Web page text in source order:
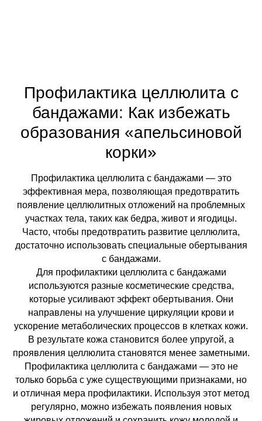
Профилактика целлюлита с
бандажами: Как избежать
образования «апельсиновой
корки»
Профилактика целлюлита с бандажами — это
эффективная мера, позволяющая предотвратить
появление целлюлитных отложений на проблемных
участках тела, таких как бедра, живот и ягодицы.
Часто, чтобы предотвратить развитие целлюлита,
достаточно использовать специальные обертывания
с бандажами.
Для профилактики целлюлита с бандажами
используются разные косметические средства,
которые усиливают эффект обертывания. Они
направлены на улучшение циркуляции крови и
ускорение метаболических процессов в клетках кожи.
В результате кожа становится более упругой, а
проявления целлюлита становятся менее заметными.
Профилактика целлюлита с бандажами — это не
только борьба с уже существующими признаками, но
и отличная мера профилактики. Используя этот метод
регулярно, можно избежать появления новых